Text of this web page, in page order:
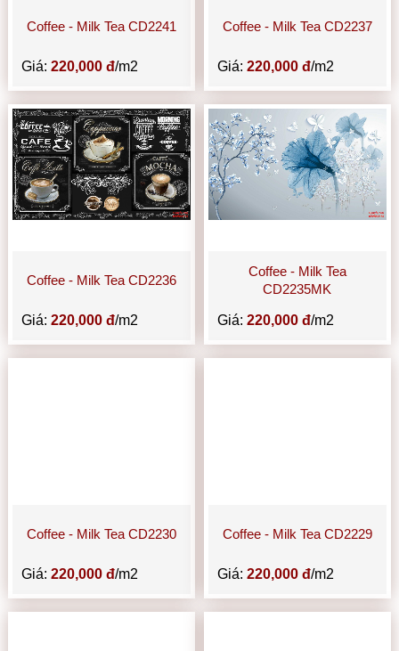
Coffee - Milk Tea CD2241
Giá:220,000 đ/m2
Coffee - Milk Tea CD2237
Giá: 220,000 đ/m2
Coffee - Milk Tea CD2236
Giá:220,000 đ/m2
Coffee - Milk Tea
CD2235MK
Giá: 220,000 đ/m2
Coffee - Milk Tea CD2230
Giá:220,000 đ/m2
Coffee - Milk Tea CD2229
Giá: 220,000 đ/m2